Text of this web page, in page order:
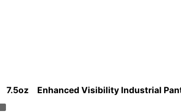
7.5oz Enhanced Visibility Industrial Pant